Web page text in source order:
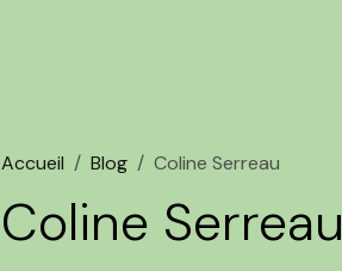
Accueil Blog Coline Serreau
Coline Serreau